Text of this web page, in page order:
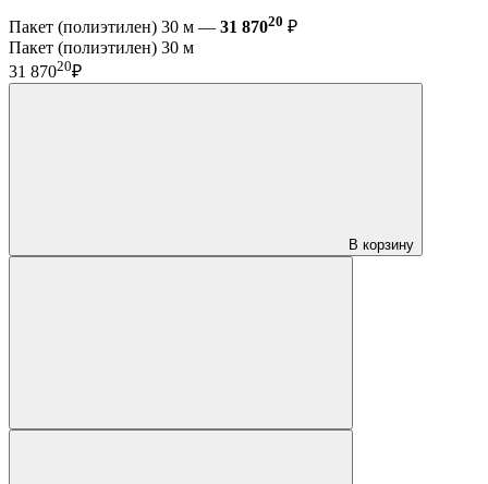
Пакет (полиэтилен) 30 м — 31 87020 ₽
Пакет (полиэтилен) 30 м
31 87020₽
В корзину